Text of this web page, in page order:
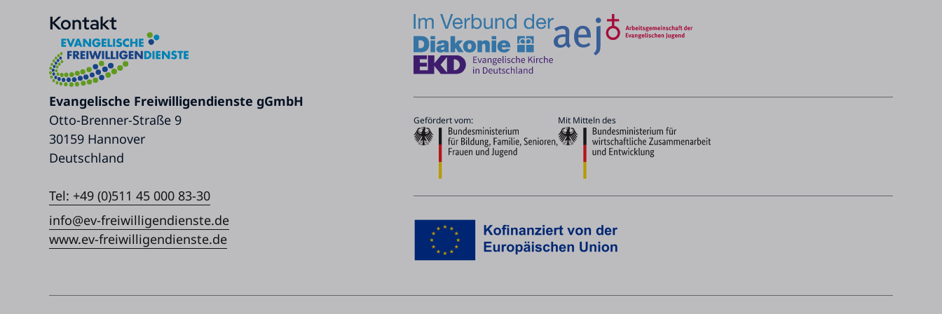
Kontakt
Evangelische Freiwilligendienste gGmbH
Otto-Brenner-Straße 9
30159 Hannover
Deutschland
Tel: +49 (0)511 45 000 83-30
info@ev-freiwilligendienste.de
www.ev-freiwilligendienste.de
Gefördert vom: Mit Mitteln des